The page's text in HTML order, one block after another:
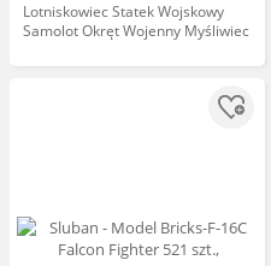
Lotniskowiec Statek Wojskowy
Samolot Okręt Wojenny Myśliwiec